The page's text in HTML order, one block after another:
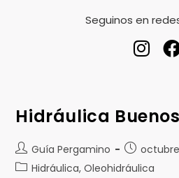
Seguinos en
Hidráulica
Guía Pergamino
octubre
Hidráulica, Oleohidráulica